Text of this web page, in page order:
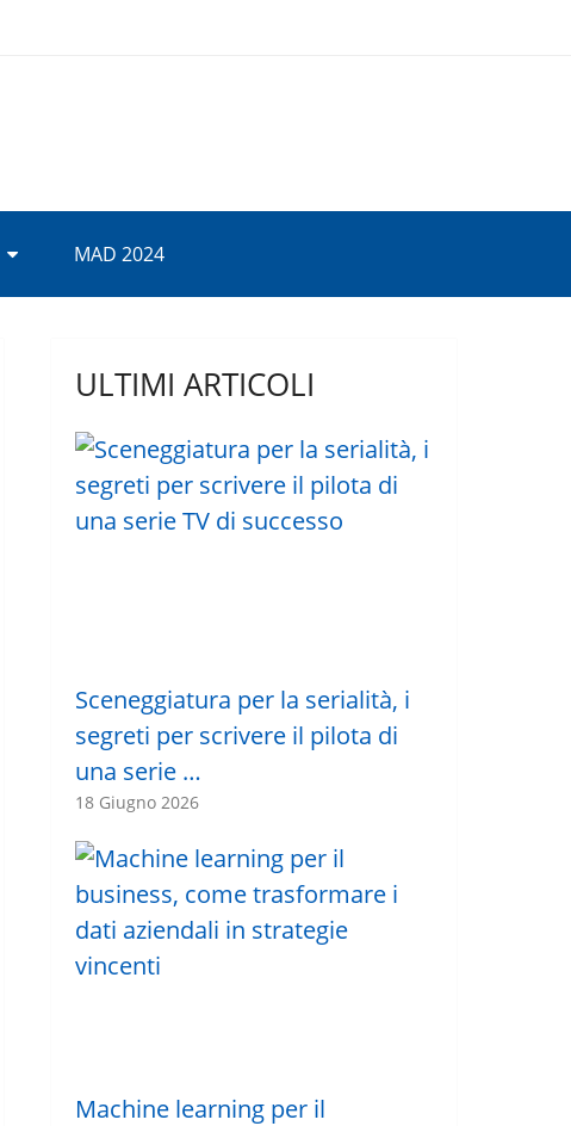
MAD 2024
ULTIMI ARTICOLI
Sceneggiatura per la serialità, i
segreti per scrivere il pilota di
una serie …
18 Giugno 2026
Machine learning per il